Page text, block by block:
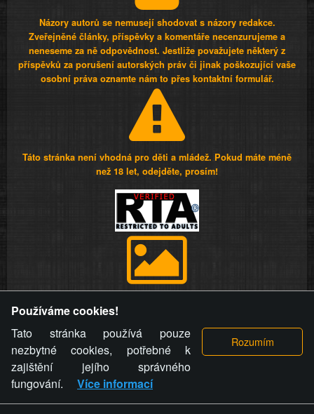
Názory autorů se nemusejí shodovat s názory redakce.
Zveřejněné články, příspěvky a komentáře necenzurujeme a
neneseme za ně odpovědnost. Jestliže považujete některý z
příspěvků za porušení autorských práv či jinak poškozující vaše
osobní práva oznamte nám to přes kontaktní formulář.
Táto stránka není vhodná pro děti a mládež. Pokud máte méně
než 18 let, odejděte, prosím!
videa a komentáře. Osoba, které se toto opatření provozovatele
stránky týče, ani osoba, která umístila fotografii nebo video na
stránku, nemůže z důvodu odstranění fotografie, videa nebo
komentáře pro výše uvedenou okolnost uplatnit vůči
provozovateli stránky žádný nárok na náhradu škody nebo
nemajetkové újmy.
Používáme cookies!
Tato stránka používá pouze
nezbytné cookies, potřebné k
zajištění jejího správného
fungování.
Více informací